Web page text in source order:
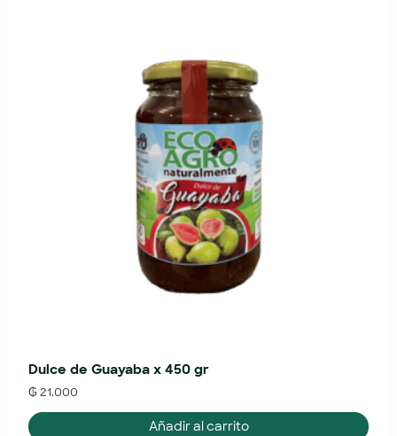
Dulce de Guayaba x 450 gr
₲21.000
Añadir al carrito